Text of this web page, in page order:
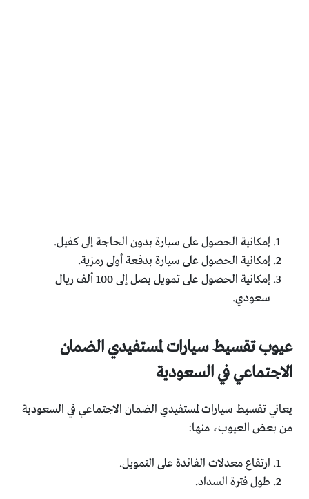
إمكانية الحصول على سيارة بدون الحاجة إلى كفيل.
إمكانية الحصول على سيارة بدفعة أولى رمزية.
إمكانية الحصول على تمويل يصل إلى 100 ألف ريال
سعودي.
عيوب تقسيط سيارات لمستفيدي الضمان
الاجتماعي في السعودية
يعاني تقسيط سيارات لمستفيدي الضمان الاجتماعي في السعودية
من بعض العيوب، منها:
ارتفاع معدلات الفائدة على التمويل.
طول فترة السداد.